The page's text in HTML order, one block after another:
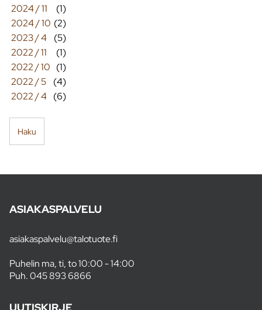
2024 / 11
(1)
2024 / 10 (2)
2023 / 4
(5)
2022 / 11
(1)
2022 / 10 (1)
2022 / 5
(4)
2022 / 4 (6)
Haku
ASIAKASPALVELU
asiakaspalvelu@talotuote.fi
Puhelin ma, ti, to 10:00 - 14:00
Puh.045 893 6866